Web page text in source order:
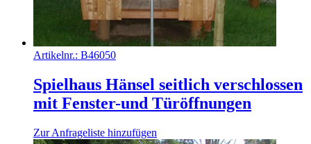
Artikelnr.: B46050
Spielhaus Hänsel seitlich verschlossen
mit Fenster-und Türöffnungen
Zur Anfrageliste hinzufügen